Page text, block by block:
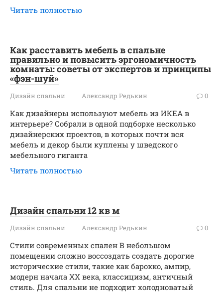
Читать полностью
Как расставить мебель в спальне
правильно и повысить эргономичность
комнаты: советы от экспертов и принципы
«фэн-шуй»
Дизайн спальни Александр Редькин 0
Как дизайнеры используют мебель из ИКЕА в
интерьере? Собрали в одной подборке несколько
дизайнерских проектов, в которых почти вся
мебель и декор были куплены у шведского
мебельного гиганта
Читать полностью
Дизайн спальни 12 кв м
Дизайн спальни Александр Редькин 0
Стили современных спален В небольшом
помещении сложно воссоздать создать дорогие
исторические стили, такие как барокко, ампир,
модерн начала ХХ века, классицизм, античный
стиль. Для спальни не подходит холодноватый